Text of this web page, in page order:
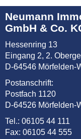
Neumann
GmbH & Co.
Hessenring 13
Eingang 2, 2.
D-64546 Mörfelden-
Postanschrift:
Postfach 1120
D-64526 Mörfelden-
Tel.: 06105 44 111
Fax: 06105 44 555